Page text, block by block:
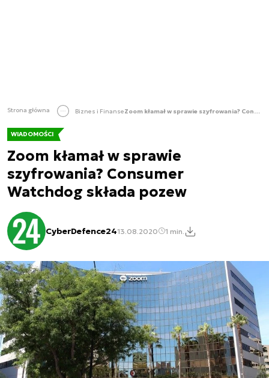
Strona główna Biznes i Finanse Zoom kłamał w sprawie szyfrowania? Consumer Watchdog składa pozew
WIADOMOŚCI
Zoom kłamał w sprawie
szyfrowania? Consumer
Watchdog składa pozew
CyberDefence2413.08.2020 1 min.